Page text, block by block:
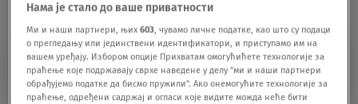
MIRO BILAN
Нама је стало до ваше приватности
Ми и наши партнери, њих603, чувамо личне податке, као што су подаци
о прегледању или јединствени идентификатори, и приступамо им на
вашем уређају. Избором опције Прихватам омогућићете технологије за
праћење које подржавају сврхе наведене у делу "ми и наши партнери
обрађујемо податке да бисмо пружили". Ако онемогућите технологије за
праћење, одређени садржај и огласи које видите можда неће бити